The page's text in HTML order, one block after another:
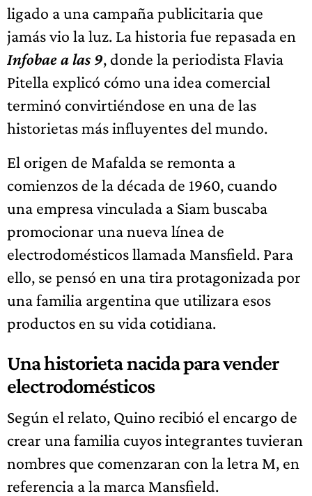
ligado a una campaña publicitaria que
jamás vio la luz. La historia fue repasada en
Infobae a las 9, donde la periodista Flavia
Pitella explicó cómo una idea comercial
terminó convirtiéndose en una de las
historietas más influyentes del mundo.
El origen de Mafalda se remonta a
comienzos de la década de 1960, cuando
una empresa vinculada a Siam buscaba
promocionar una nueva línea de
electrodomésticos llamada Mansfield. Para
ello, se pensó en una tira protagonizada por
una familia argentina que utilizara esos
productos en su vida cotidiana.
Una historieta nacida para vender
electrodomésticos
Según el relato, Quino recibió el encargo de
crear una familia cuyos integrantes tuvieran
nombres que comenzaran con la letra M, en
referencia a la marca Mansfield.